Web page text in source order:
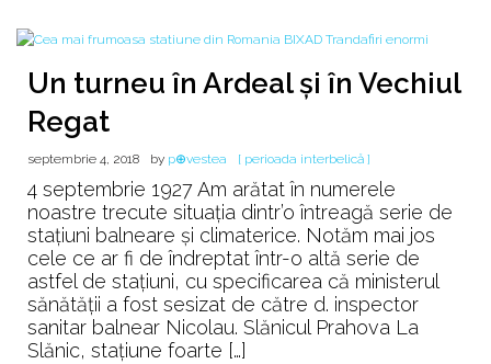
Un turneu în Ardeal și în Vechiul
Regat
septembrie 4, 2018 by p⊕vestea [ perioada interbelică ]
4 septembrie 1927 Am arătat în numerele
noastre trecute situația dintr’o întreagă serie de
stațiuni balneare și climaterice. Notăm mai jos
cele ce ar fi de îndreptat într-o altă serie de
astfel de stațiuni, cu specificarea că ministerul
sănătății a fost sesizat de către d. inspector
sanitar balnear Nicolau. Slănicul Prahova La
Slănic, stațiune foarte […]